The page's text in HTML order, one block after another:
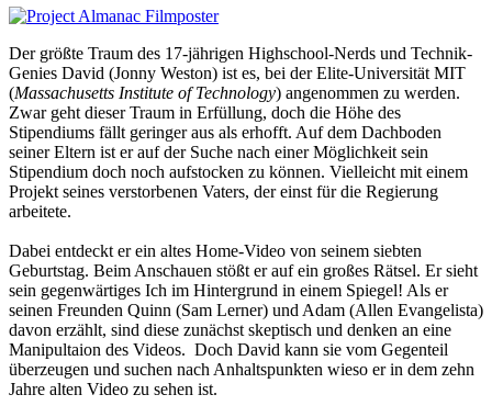
Der größte Traum des 17-jährigen Highschool-Nerds und Technik-
Genies David (Jonny Weston) ist es, bei der Elite-Universität MIT
(Massachusetts Institute of Technology) angenommen zu werden.
Zwar geht dieser Traum in Erfüllung, doch die Höhe des
Stipendiums fällt geringer aus als erhofft. Auf dem Dachboden
seiner Eltern ist er auf der Suche nach einer Möglichkeit sein
Stipendium doch noch aufstocken zu können. Vielleicht mit einem
Projekt seines verstorbenen Vaters, der einst für die Regierung
arbeitete.
Dabei entdeckt er ein altes Home-Video von seinem siebten
Geburtstag. Beim Anschauen stößt er auf ein großes Rätsel. Er sieht
sein gegenwärtiges Ich im Hintergrund in einem Spiegel! Als er
seinen Freunden Quinn (Sam Lerner) und Adam (Allen Evangelista)
davon erzählt, sind diese zunächst skeptisch und denken an eine
Manipultaion des Videos. Doch David kann sie vom Gegenteil
überzeugen und suchen nach Anhaltspunkten wieso er in dem zehn
Jahre alten Video zu sehen ist.